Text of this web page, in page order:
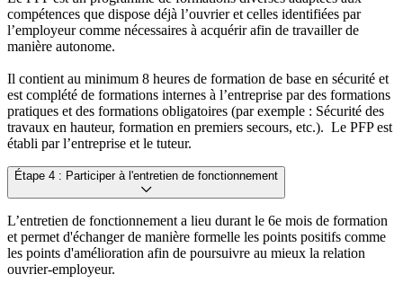
compétences que dispose déjà l’ouvrier et celles identifiées par
l’employeur comme nécessaires à acquérir afin de travailler de
manière autonome.
Il contient au minimum 8 heures de formation de base en sécurité et
est complété de formations internes à l’entreprise par des formations
pratiques et des formations obligatoires (par exemple : Sécurité des
travaux en hauteur, formation en premiers secours, etc.). Le PFP est
établi par l’entreprise et le tuteur.
Étape 4 : Participer à l'entretien de fonctionnement
L’entretien de fonctionnement a lieu durant le 6e mois de formation
et permet d'échanger de manière formelle les points positifs comme
les points d'amélioration afin de poursuivre au mieux la relation
ouvrier-employeur.